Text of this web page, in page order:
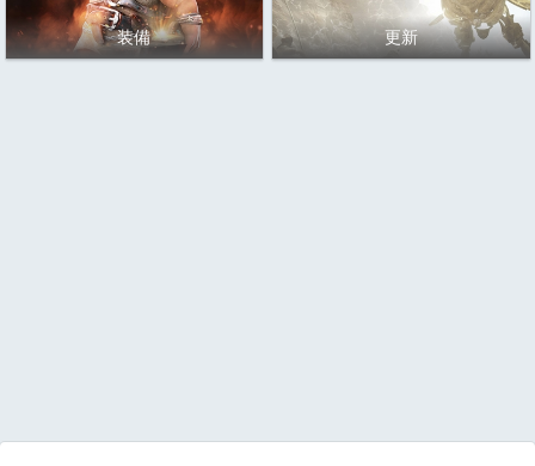
装備 更新